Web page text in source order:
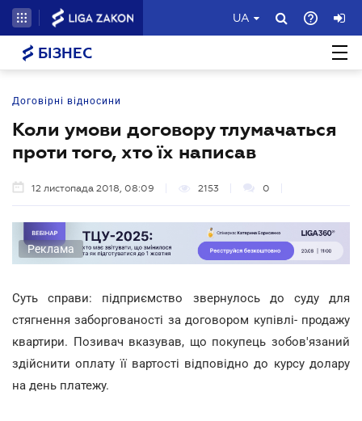
UA
БІЗНЕС
Договірні відносини
Коли умови договору тлумачаться
проти того, хто їх написав
12 листопада 2018, 08:09 2153 0
Реклама
Суть справи: підприємство звернулось до суду для
стягнення заборгованості за договором купівлі- продажу
квартири. Позивач вказував, що покупець зобов'язаний
здійснити оплату її вартості відповідно до курсу долару
на день платежу.